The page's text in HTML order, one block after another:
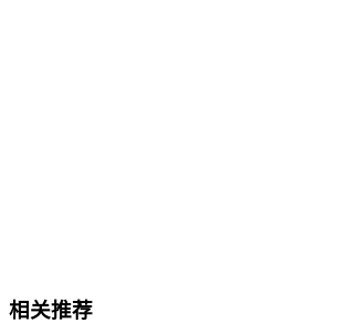
相关推荐